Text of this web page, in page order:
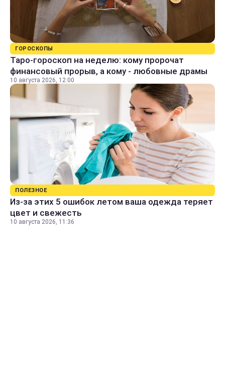
ГОРОСКОПЫ
Таро-гороскоп на неделю: кому пророчат
финансовый прорыв, а кому - любовные драмы
10 августа 2026, 12:00
ПОЛЕЗНОЕ
Из-за этих 5 ошибок летом ваша одежда теряет
цвет и свежесть
10 августа 2026, 11:36